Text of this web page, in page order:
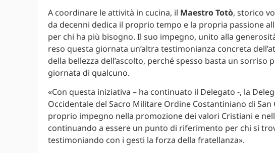
A coordinare le attività in cucina, il Maestro Totò, storico
da decenni dedica il proprio tempo e la propria passione
per chi ha più bisogno. Il suo impegno, unito alla
reso questa giornata un’altra testimonianza concreta
della bellezza dell’ascolto, perché spesso basta un sorriso
giornata di qualcuno.
«Con questa iniziativa – ha continuato il Delegato -, la
Occidentale del Sacro Militare Ordine Costantiniano di
proprio impegno nella promozione dei valori Cristiani e
continuando a essere un punto di riferimento per chi si
testimoniando con i gesti la forza della fratellanza».